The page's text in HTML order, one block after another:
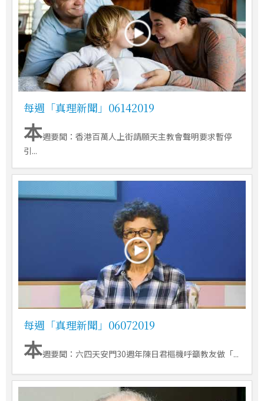
每週「真理新聞」06142019
本週要聞：香港百萬人上街請願天主教會聲明要求暫停
引...
每週「真理新聞」06072019
本週要聞：六四天安門30週年陳日君樞機呼籲教友做「...